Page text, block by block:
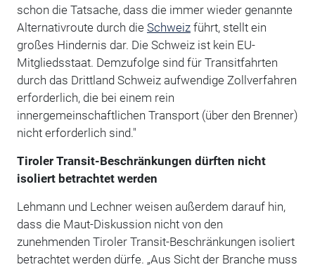
schon die Tatsache, dass die immer wieder genannte
Alternativroute durch die Schweizführt, stellt ein
großes Hindernis dar. Die Schweiz ist kein EU-
Mitgliedsstaat. Demzufolge sind für Transitfahrten
durch das Drittland Schweiz aufwendige Zollverfahren
erforderlich, die bei einem rein
innergemeinschaftlichen Transport (über den Brenner)
nicht erforderlich sind."
Tiroler Transit-Beschränkungen dürften nicht
isoliert betrachtet werden
Lehmann und Lechner weisen außerdem darauf hin,
dass die Maut-Diskussion nicht von den
zunehmenden Tiroler Transit-Beschränkungen isoliert
betrachtet werden dürfe. „Aus Sicht der Branche muss